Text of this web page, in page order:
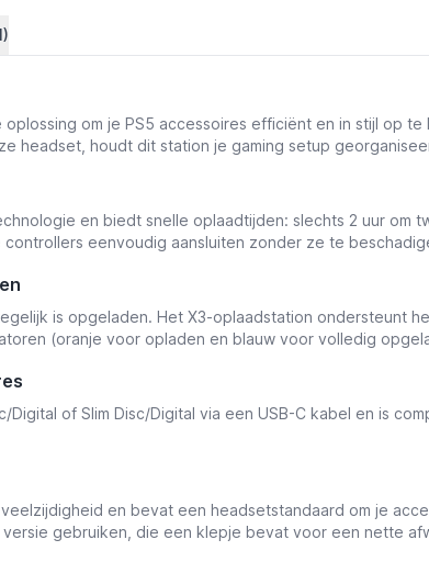
oplossing om je PS5 accessoires efficiënt en in stijl op
headset, houdt dit station je gaming setup
en biedt snelle oplaadtijden: slechts 2 uur om
eenvoudig aansluiten zonder ze te
is opgeladen. Het X3-oplaadstation ondersteunt
(oranje voor opladen en blauw voor volledig
of Slim Disc/Digital via een USB-C kabel en is
en bevat een headsetstandaard om je
gebruiken, die een klepje bevat voor een nette